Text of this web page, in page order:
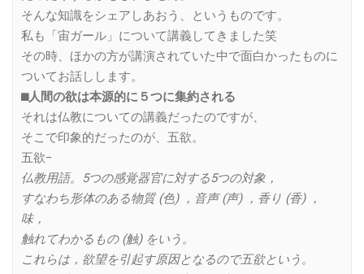
そんな知識をシェアしあおう、というものです。
私も「宙ガール」について講義してきました笑
その時、ほかの方が講演されていた中で面白かったものに
ついてお話しします。
⬛︎人間の欲は本源的に５つに集約される
それは仏教についての講義だったのですが、
そこで印象的だったのが、五欲。
五欲−
仏教用語。5つの感覚器官に対する5つの対象，
すなわち形体のある物質 (色) ，音声 (声) ，香り (香) ，
味，
触れてわかるもの (触) をいう。
これらは，欲望を引起す原因となるので五欲という。